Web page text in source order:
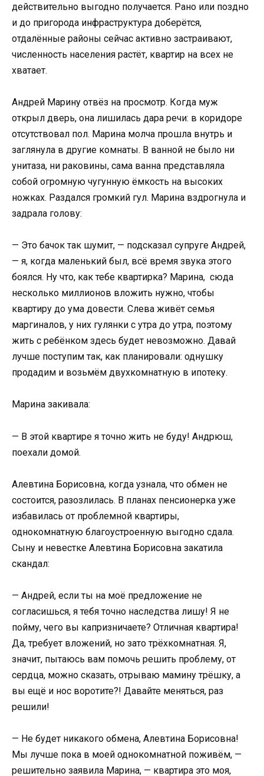
действительно выгодно получается. Рано или поздно
и до пригорода инфраструктура доберётся,
отдалённые районы сейчас активно застраивают,
численность населения растёт, квартир на всех не
хватает.
Андрей Марину отвёз на просмотр. Когда муж
открыл дверь, она лишилась дара речи: в коридоре
отсутствовал пол. Марина молча прошла внутрь и
заглянула в другие комнаты. В ванной не было ни
унитаза, ни раковины, сама ванна представляла
собой огромную чугунную ёмкость на высоких
ножках. Раздался громкий гул. Марина вздрогнула и
задрала голову:
— Это бачок так шумит, — подсказал супруге Андрей,
— я, когда маленький был, всё время звука этого
боялся. Ну что, как тебе квартирка? Марина, сюда
несколько миллионов вложить нужно, чтобы
квартиру до ума довести. Слева живёт семья
маргиналов, у них гулянки с утра до утра, поэтому
жить с ребёнком здесь будет невозможно. Давай
лучше поступим так, как планировали: однушку
продадим и возьмём двухкомнатную в ипотеку.
Марина закивала:
— В этой квартире я точно жить не буду! Андрюш,
поехали домой.
Алевтина Борисовна, когда узнала, что обмен не
состоится, разозлилась. В планах пенсионерка уже
избавилась от проблемной квартиры,
однокомнатную благоустроенную выгодно сдала.
Сыну и невестке Алевтина Борисовна закатила
скандал:
— Андрей, если ты на моё предложение не
согласишься, я тебя точно наследства лишу! Я не
пойму, чего вы капризничаете? Отличная квартира!
Да, требует вложений, но зато трёхкомнатная. Я,
значит, пытаюсь вам помочь решить проблему, от
сердца, можно сказать, отрываю мамину трёшку, а
вы ещё и нос воротите?! Давайте меняться, раз
решили!
— Не будет никакого обмена, Алевтина Борисовна!
Мы лучше пока в моей однокомнатной поживём, —
решительно заявила Марина, — квартира это моя,